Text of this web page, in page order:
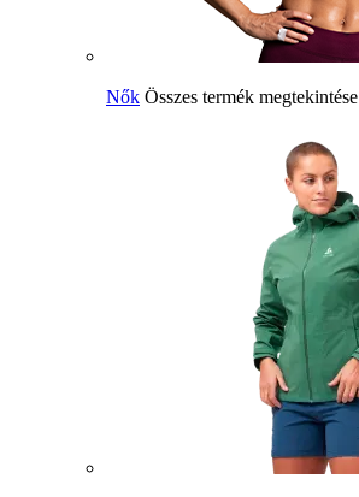
Nők Összes termék megtekintése